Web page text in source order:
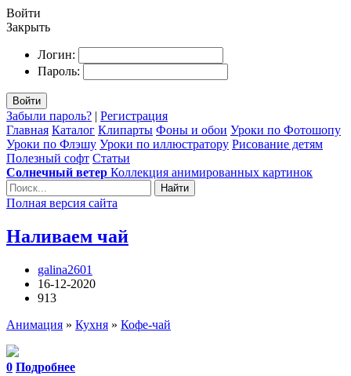
Войти
Закрыть
Логин:
Пароль:
Войти
Забыли пароль? | Регистрация
Главная Каталог Клипарты Фоны и обои Уроки по Фотошопу
Уроки по Флэшу Уроки по иллюстратору Рисование детям
Полезный софт Статьи
Солнечный ветер Коллекция анимированных картинок
Найти
Полная версия сайта
Наливаем чай
galina2601
16-12-2020
913
Анимация » Кухня » Кофе-чай
0 Подробнее